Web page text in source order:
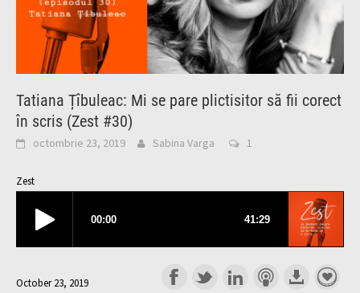
Tatiana Țîbuleac: Mi se pare plictisitor să fii corect
în scris (Zest #30)
octombrie 23, 2019 Sabina Varga 1
Zest
October 23, 2019